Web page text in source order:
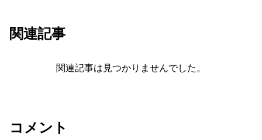
関連記事
関連記事は見つかりませんでした。
コメント